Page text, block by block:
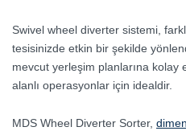
Swivel wheel diverter sistemi,
tesisinizde etkin bir şekilde
mevcut yerleşim planlarına kolay
alanlı operasyonlar için idealdir.
MDS Wheel Diverter Sorter,